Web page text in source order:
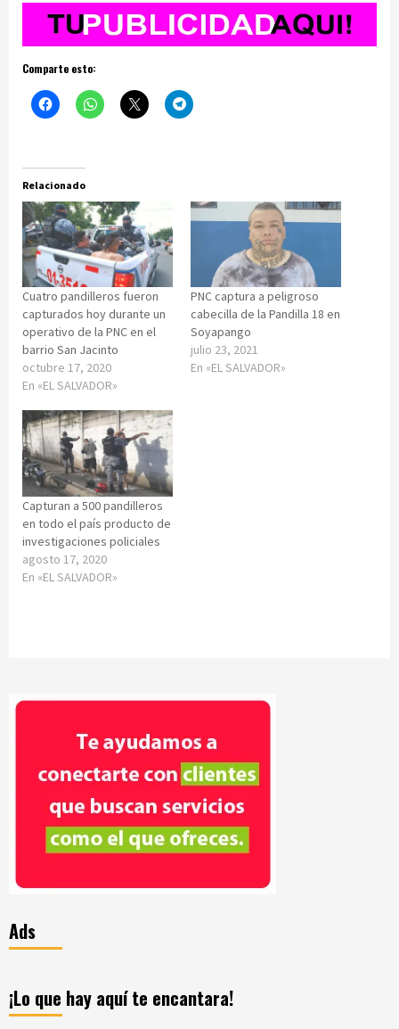
Comparte esto:
Relacionado
Cuatro pandilleros fueron
capturados hoy durante un
operativo de la PNC en el
barrio San Jacinto
octubre 17, 2020
En «EL SALVADOR»
PNC captura a peligroso
cabecilla de la Pandilla 18 en
Soyapango
julio 23, 2021
En «EL SALVADOR»
Capturan a 500 pandilleros
en todo el país producto de
investigaciones policiales
agosto 17, 2020
En «EL SALVADOR»
Ads
¡Lo que hay aquí te encantara!